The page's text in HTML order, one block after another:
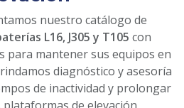
nuestro catálogo de
L16, J305 y T105 con
para mantener sus equipos en
diagnóstico y asesoría
de inactividad y prolongar
de elevación.